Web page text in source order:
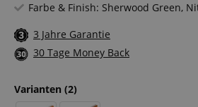
Farbe & Finish: Sherwood Green,
3 Jahre Garantie
30 Tage Money Back
Varianten (2)